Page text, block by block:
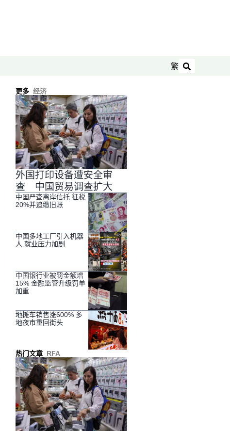
繁
搜索
更多 经济
外国打印设备遭安全审
查 中国贸易调查扩大
中国严查离岸信托 征税
20%并追缴旧账
中国多地工厂引入机器
人 就业压力加剧
中国银行业被罚金额增
15% 金融监管升级罚单
加重
地摊车销售涨600% 多
地夜市重回街头
热门文章 RFA